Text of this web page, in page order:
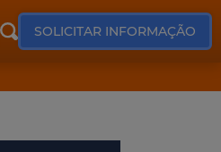
SOLICITAR INFORMAÇÃO